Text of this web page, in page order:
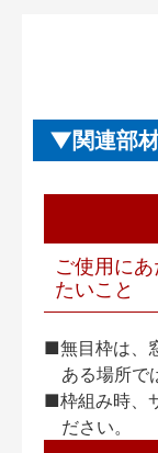
関連部
ご使用に
たいこと
■無目枠は、
ある場所で
■枠組み時、
ださい。